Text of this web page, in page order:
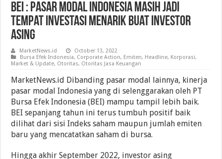
BEI : Pasar Modal Indonesia Masih Jadi
Tempat Investasi Menarik Buat Investor
Asing
MarketNews.id
October 13, 2022
Bursa Efek Indonesia, Corporate Action, Emiten, Headline, Korporasi,
Market & Update, Otoritas, Otoritas Jasa Keuangan
MarketNews.id Dibanding pasar modal lainnya, kinerja
pasar modal Indonesia yang di selenggarakan oleh PT
Bursa Efek Indonesia (BEI) mampu tampil lebih baik.
BEI sepanjang tahun ini terus tumbuh positif baik
dilihat dari sisi Indeks saham maupun jumlah emiten
baru yang mencatatkan saham di bursa.
Hingga akhir September 2022, investor asing